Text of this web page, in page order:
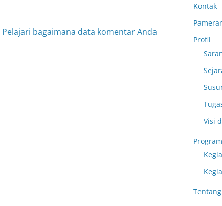
Pelajari bagaimana data komentar Anda
Kontak
Profil
Visi